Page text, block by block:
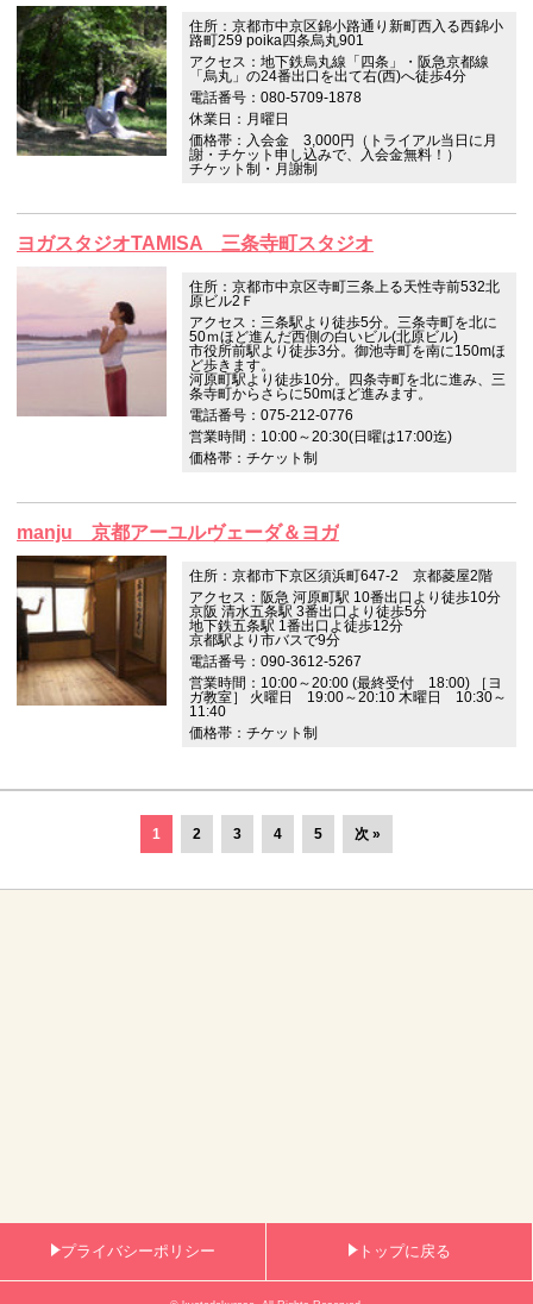
住所：京都市中京区錦小路通り新町西入る西錦小
路町259 poika四条烏丸901
アクセス：地下鉄烏丸線「四条」・阪急京都線
「烏丸」の24番出口を出て右(西)へ徒歩4分
電話番号：080-5709-1878
休業日：月曜日
価格帯：入会金 3,000円（トライアル当日に月
謝・チケット申し込みで、入会金無料！）
チケット制・月謝制
ヨガスタジオTAMISA 三条寺町スタジオ
住所：京都市中京区寺町三条上る天性寺前532北
原ビル2Ｆ
アクセス：三条駅より徒歩5分。三条寺町を北に
50ｍほど進んだ西側の白いビル(北原ビル)
市役所前駅より徒歩3分。御池寺町を南に150mほ
ど歩きます。
河原町駅より徒歩10分。四条寺町を北に進み、三
条寺町からさらに50mほど進みます。
電話番号：075-212-0776
営業時間：10:00～20:30(日曜は17:00迄)
価格帯：チケット制
manju 京都アーユルヴェーダ＆ヨガ
住所：京都市下京区須浜町647-2 京都菱屋2階
アクセス：阪急 河原町駅 10番出口より徒歩10分
京阪 清水五条駅 3番出口より徒歩5分
地下鉄五条駅 1番出口よ徒歩12分
京都駅より市バスで9分
電話番号：090-3612-5267
営業時間：10:00～20:00 (最終受付 18:00) ［ヨ
ガ教室］ 火曜日 19:00～20:10 木曜日 10:30～
11:40
価格帯：チケット制
1 2 3 4 5 次 »
プライバシーポリシー トップに戻る